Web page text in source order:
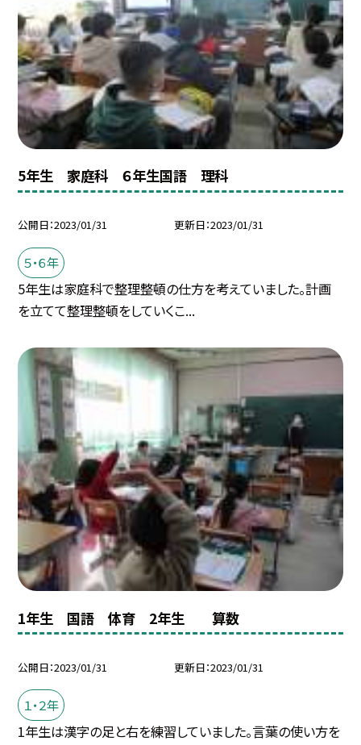
5年生 家庭科 ６年生国語 理科
公開日 2023/01/31 更新日 2023/01/31
５・６年
5年生は家庭科で整理整頓の仕方を考えていました。計画
を立てて整理整頓をしていくこ...
1年生 国語 体育 2年生 算数
公開日 2023/01/31 更新日 2023/01/31
１・２年
1年生は漢字の足と右を練習していました。言葉の使い方を